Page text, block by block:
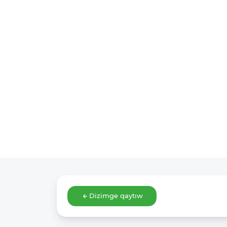
Dizimge qaytıw